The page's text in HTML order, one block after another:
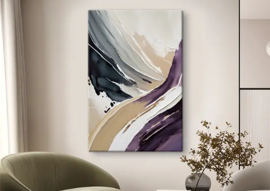
✓ Яскраві, насичені кольори
✓ Стійкість до вицвітання
Безпечне чорнило без запаху
Поверхня з текстурою полотна
Екологічний матеріал
✓ Яскраві, насичені кольори
✓Стійкість до вицвітання
Безпечне чорнило без запаху
Поверхня з текстурою полотна